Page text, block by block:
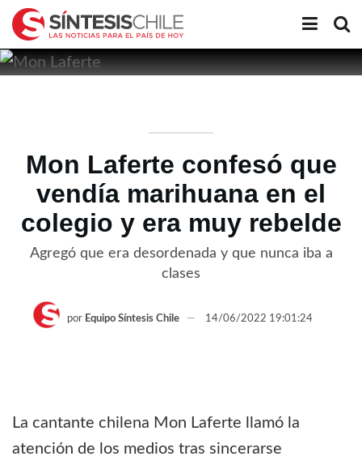
Mon Laferte confesó que
vendía marihuana en el
colegio y era muy rebelde
Agregó que era desordenada y que nunca iba a
clases
por Equipo Síntesis Chile 14/06/2022 19:01:24
La cantante chilena Mon Laferte llamó la
atención de los medios tras sincerarse